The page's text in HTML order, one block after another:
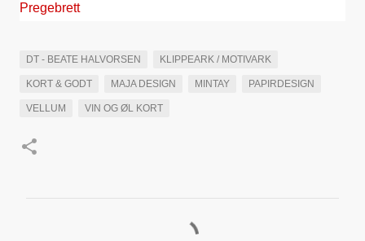
Pregebrett
DT - BEATE HALVORSEN KLIPPEARK / MOTIVARK
KORT & GODT MAJA DESIGN MINTAY PAPIRDESIGN
VELLUM VIN OG ØL KORT